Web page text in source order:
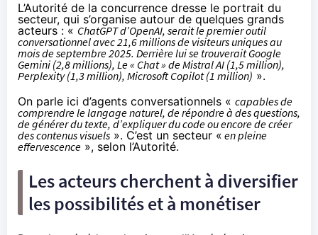
L’Autorité de la concurrence dresse le portrait du
secteur, qui s’organise autour de quelques grands
acteurs : « ChatGPT d’OpenAI, serait le premier outil
conversationnel avec 21,6 millions de visiteurs uniques au
mois de septembre 2025. Derrière lui se trouverait Google
Gemini (2,8 millions), Le « Chat » de Mistral AI (1,5 million),
Perplexity (1,3 million), Microsoft Copilot (1 million) ».
On parle ici d’agents conversationnels « capables de
comprendre le langage naturel, de répondre à des questions,
de générer du texte, d’expliquer du code ou encore de créer
des contenus visuels ». C’est un secteur « en pleine
effervescence », selon l’Autorité.
Les acteurs cherchent à diversifier
les possibilités et à monétiser